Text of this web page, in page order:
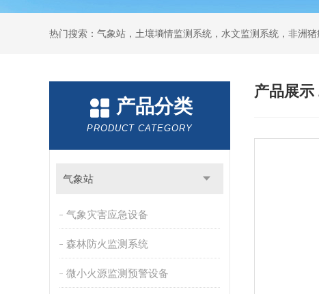
热门搜索：气象站，土壤墒情监测系统，水文监测系统，非洲
产品分类
PRODUCT CATEGORY
气象站
气象灾害应急设备
森林防火监测系统
微小火源监测预警设备
产品展示